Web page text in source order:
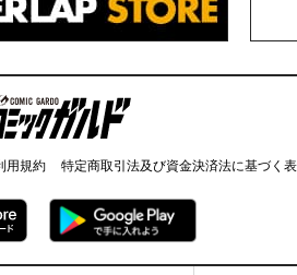
ミックガルド
用規約 特定商取引法及び資金決済法に基づく